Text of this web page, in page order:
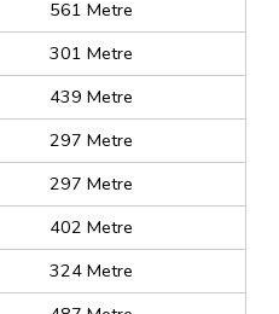
561 Metre
301 Metre
439 Metre
297 Metre
297 Metre
402 Metre
324 Metre